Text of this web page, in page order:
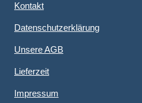
Kontakt
Datenschutzerklärung
Unsere AGB
Lieferzeit
Impressum